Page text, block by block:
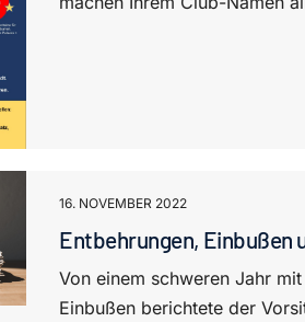
16. NOVEMBER 2022
Entbehrungen, Einbußen
Von einem schweren Jahr
Einbußen berichtete der